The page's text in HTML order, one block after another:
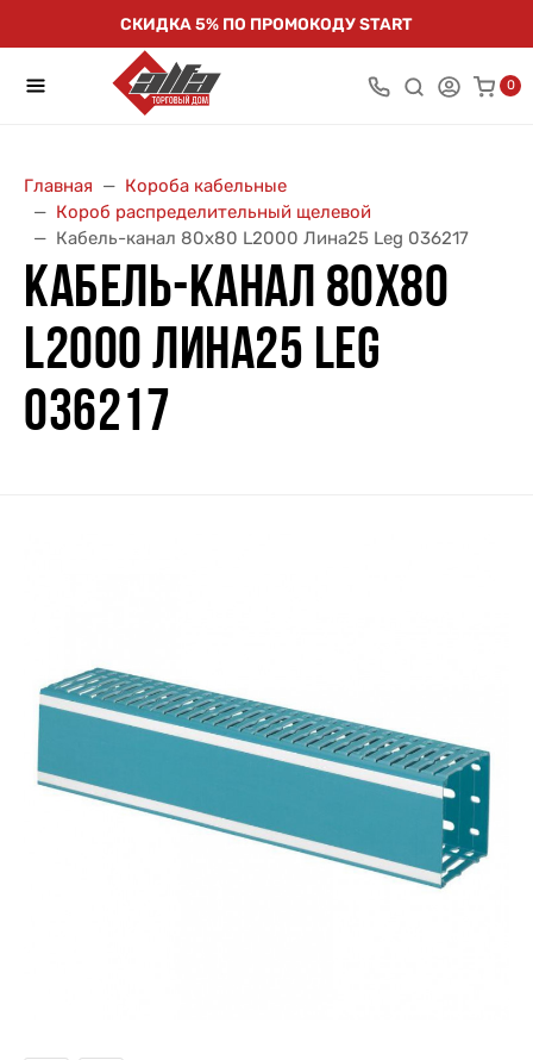
СКИДКА 5% ПО ПРОМОКОДУ START
0
Главная
Короба кабельные
Короб распределительный щелевой
Кабель-канал 80х80 L2000 Лина25 Leg 036217
КАБЕЛЬ-КАНАЛ 80Х80
L2000 ЛИНА25 LEG
036217